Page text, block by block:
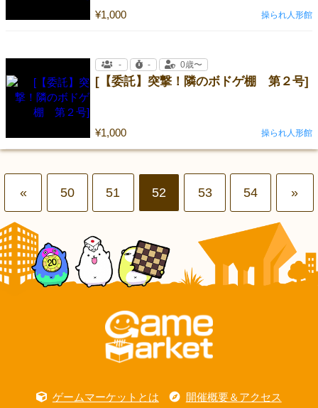
¥1,000 操られ人形館
[【委託】突撃！隣のボドゲ棚 第２号]
¥1,000
- - 0歳〜
操られ人形館
« 50 51 52 53 54 »
ゲームマーケットとは 開催概要＆アクセス